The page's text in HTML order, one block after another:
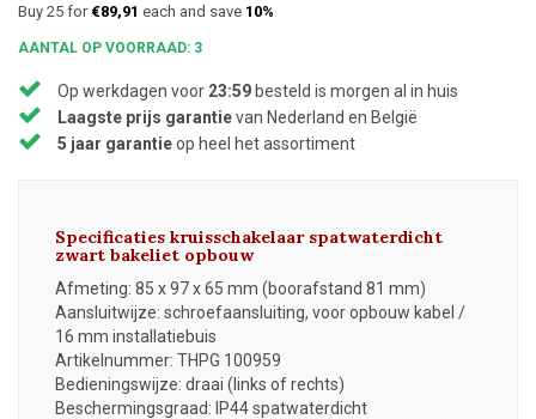
Buy 25 for €89,91 each and save 10%
AANTAL OP VOORRAAD: 3
Op werkdagen voor 23:59 besteld is morgen al in huis
Laagste prijs garantievan Nederland en België
5 jaar garantieop heel het assortiment
Specificaties kruisschakelaar spatwaterdicht
zwart bakeliet opbouw
Afmeting: 85 x 97 x 65 mm (boorafstand 81 mm)
Aansluitwijze: schroefaansluiting, voor opbouw kabel /
16 mm installatiebuis
Artikelnummer: THPG 100959
Bedieningswijze: draai (links of rechts)
Beschermingsgraad: IP44 spatwaterdicht